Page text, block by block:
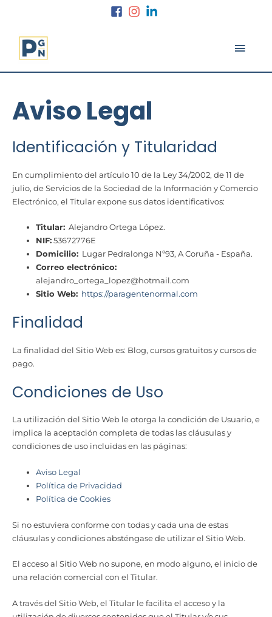
Aviso Legal
Identificación y Titularidad
En cumplimiento del artículo 10 de la Ley 34/2002, de 11 de
julio, de Servicios de la Sociedad de la Información y Comercio
Electrónico, el Titular expone sus datos identificativos:
Titular: Alejandro Ortega López.
NIF:53672776E
Domicilio: Lugar Pedralonga Nº93, A Coruña - España.
Correo electrónico:
alejandro_ortega_lopez@hotmail.com
Sitio Web: https://paragentenormal.com
Finalidad
La finalidad del Sitio Web es: Blog, cursos gratuitos y cursos de
pago.
Condiciones de Uso
La utilización del Sitio Web le otorga la condición de Usuario, e
implica la aceptación completa de todas las cláusulas y
condiciones de uso incluidas en las páginas:
Aviso Legal
Política de Privacidad
Política de Cookies
Si no estuviera conforme con todas y cada una de estas
cláusulas y condiciones absténgase de utilizar el Sitio Web.
El acceso al Sitio Web no supone, en modo alguno, el inicio de
una relación comercial con el Titular.
A través del Sitio Web, el Titular le facilita el acceso y la